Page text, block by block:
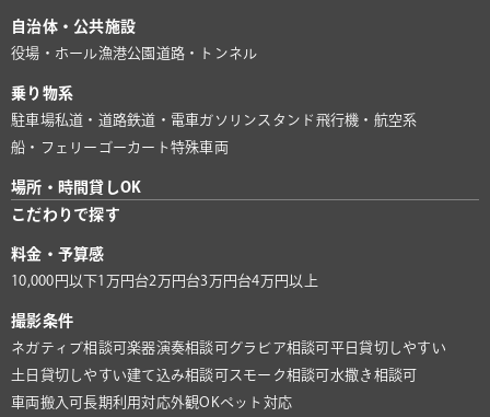
自治体・公共施設
役場・ホール漁港公園 道路・トンネル
乗り物系
駐車場私道・道路鉄道・電車 ガソリンスタンド 飛行機・航空系
船・フェリー ゴーカート特殊車両
場所・時間貸しOK
こだわりで探す
料金・予算感
10,000円以下1万円台2万円台3万円台4万円以上
撮影条件
ネガティブ相談可楽器演奏相談可 グラビア相談可 平日貸切しやすい
土日貸切しやすい建て込み相談可 スモーク相談可 水撒き相談可
車両搬入可長期利用対応外観OKペット対応